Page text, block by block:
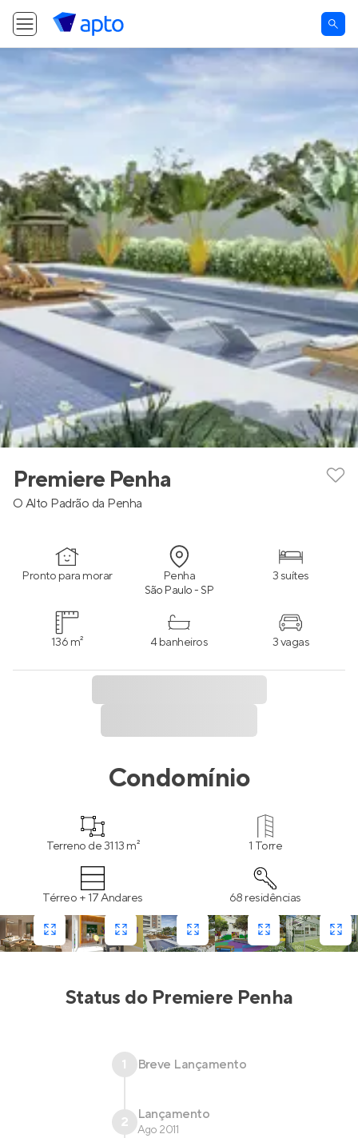
Premiere Penha
O Alto Padrão da Penha
Pronto para morar Penha
São Paulo - SP
3 suítes
136 m² 4 banheiros 3 vagas
Condomínio
Terreno de 3113 m² 1 Torre
Térreo + 17 Andares 68 residências
Status do Premiere Penha
1 Breve Lançamento
2 Lançamento
Ago 2011